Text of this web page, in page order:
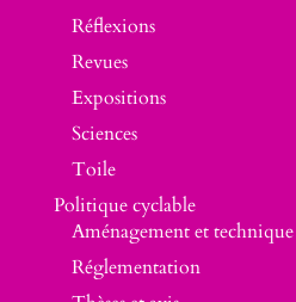
Réflexions
Revues
Expositions
Sciences
Toile
Politique cyclable
Aménagement et technique
Réglementation